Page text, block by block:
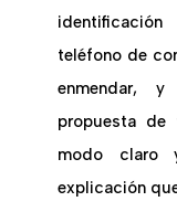
teléfono de
enmendar,
propuesta
modo claro
explicación